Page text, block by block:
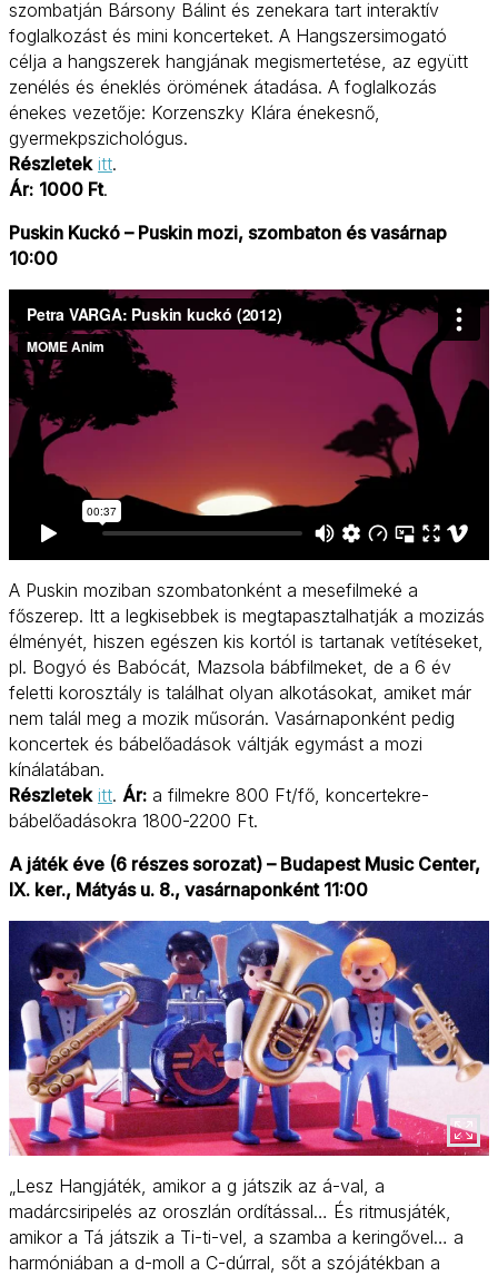
szombatján Bársony Bálint és zenekara tart interaktív
foglalkozást és mini koncerteket. A Hangszersimogató
célja a hangszerek hangjának megismertetése, az együtt
zenélés és éneklés örömének átadása. A foglalkozás
énekes vezetője: Korzenszky Klára énekesnő,
gyermekpszichológus.
Részletek itt.
Ár: 1000 Ft.
Puskin Kuckó – Puskin mozi, szombaton és vasárnap
10:00
A Puskin moziban szombatonként a mesefilmeké a
főszerep. Itt a legkisebbek is megtapasztalhatják a mozizás
élményét, hiszen egészen kis kortól is tartanak vetítéseket,
pl. Bogyó és Babócát, Mazsola bábfilmeket, de a 6 év
feletti korosztály is találhat olyan alkotásokat, amiket már
nem talál meg a mozik műsorán. Vasárnaponként pedig
koncertek és bábelőadások váltják egymást a mozi
kínálatában.
Részletek itt. Ár: a filmekre 800 Ft/fő, koncertekre-
bábelőadásokra 1800-2200 Ft.
A játék éve (6 részes sorozat) – Budapest Music Center,
IX. ker., Mátyás u. 8., vasárnaponként 11:00
„Lesz Hangjáték, amikor a g játszik az á-val, a
madárcsiripelés az oroszlán ordítással… És ritmusjáték,
amikor a Tá játszik a Ti-ti-vel, a szamba a keringővel… a
harmóniában a d-moll a C-dúrral, sőt a szójátékban a